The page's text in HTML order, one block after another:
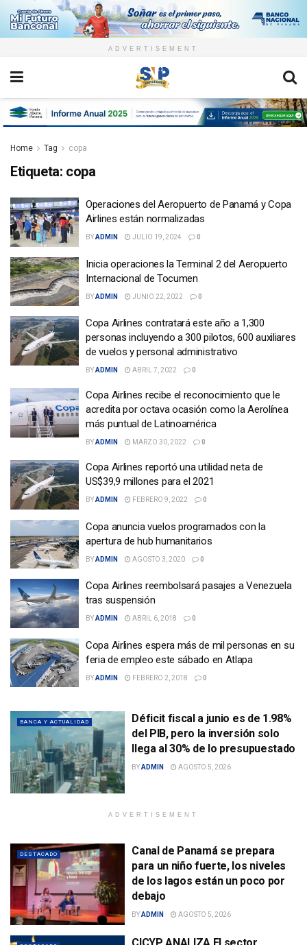
ADVERTISEMENT
Home Tag copa
Etiqueta: copa
Operaciones del Aeropuerto de Panamá y Copa
Airlines están normalizadas
BYADMIN JULIO 19, 2024 0
Inicia operaciones la Terminal 2 del Aeropuerto
Internacional de Tocumen
BYADMIN JUNIO 22, 2022 0
Copa Airlines contratará este año a 1,300
personas incluyendo a 300 pilotos, 600 auxiliares
de vuelos y personal administrativo
BYADMIN ABRIL 7, 2022 0
Copa Airlines recibe el reconocimiento que le
acredita por octava ocasión como la Aerolínea
más puntual de Latinoamérica
BYADMIN MARZO 30, 2022 0
Copa Airlines reportó una utilidad neta de
US$39,9 millones para el 2021
BYADMIN FEBRERO 9, 2022 0
Copa anuncia vuelos programados con la
apertura de hub humanitarios
BYADMIN AGOSTO 3, 2020 0
Copa Airlines reembolsará pasajes a Venezuela
tras suspensión
BYADMIN ABRIL 6, 2018 0
Copa Airlines espera más de mil personas en su
feria de empleo este sábado en Atlapa
BYADMIN FEBRERO 2, 2018 0
BANCA Y ACTUALIDAD
Déficit fiscal a junio es de 1.98%
del PIB, pero la inversión solo
llega al 30% de lo presupuestado
BYADMIN AGOSTO 5, 2026
ADVERTISEMENT
DESTACADO
Canal de Panamá se prepara
para un niño fuerte, los niveles
de los lagos están un poco por
debajo
BYADMIN AGOSTO 5, 2026